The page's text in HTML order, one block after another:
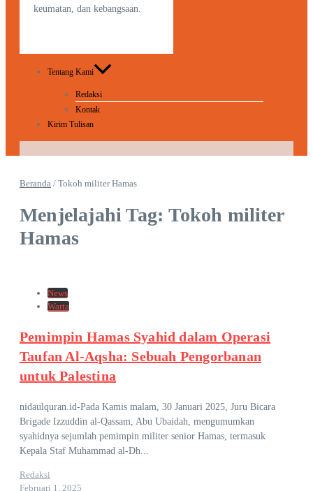
keumatan, dan kebangsaan.
Tentang Kami
Redaksi
Kontak
Kirim Tulisan
Beranda / Tokoh militer Hamas
Menjelajahi Tag: Tokoh militer
Hamas
News
Warta
Pemimpin Hamas Syahid dalam Operasi
Taufan Al-Aqsha: Sebuah Pengorbanan
untuk Palestina
nidaulquran.id-Pada Kamis malam, 30 Januari 2025, Juru Bicara
Brigade Izzuddin al-Qassam, Abu Ubaidah, mengumumkan
syahidnya sejumlah pemimpin militer senior Hamas, termasuk
Kepala Staf Muhammad al-Dh...
Redaksi
Februari 1, 2025